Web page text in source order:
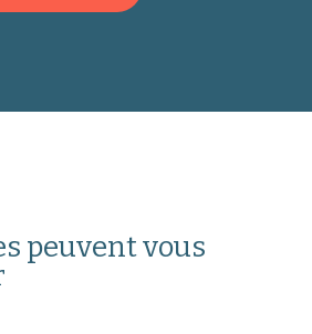
peuvent vous